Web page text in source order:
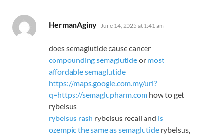
HermanAginy says:
June 14, 2025 at 1:41 am
does semaglutide cause cancer
compounding semaglutideor most
affordable semaglutide
https://maps.google.com.my/url?
q=https://semaglupharm.com how to get
rybelsus
rybelsus rash rybelsus recall and is
ozempic the same as semaglutide rybelsus,